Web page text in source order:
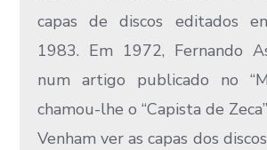
capas de discos editados
1983. Em 1972, Fernando
num artigo publicado no
chamou-lhe o “Capista de
Venham ver as capas dos